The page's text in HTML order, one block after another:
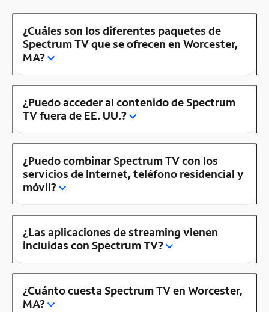
¿Cuáles son los diferentes paquetes de
Spectrum TV que se ofrecen en Worcester,
MA?
¿Puedo acceder al contenido de Spectrum
TV fuera de EE. UU.?
¿Puedo combinar Spectrum TV con los
servicios de Internet, teléfono residencial y
móvil?
¿Las aplicaciones de streaming vienen
incluidas con Spectrum TV?
¿Cuánto cuesta Spectrum TV en Worcester,
MA?